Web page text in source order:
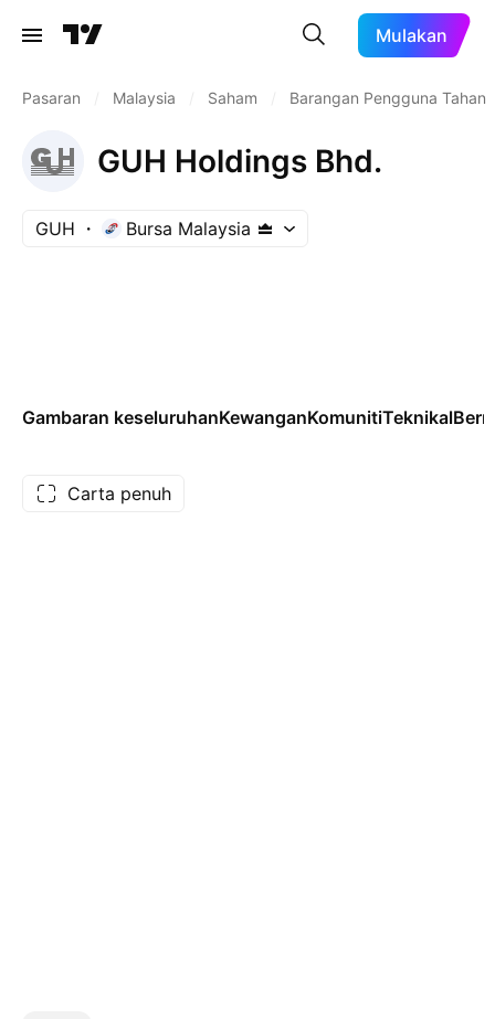
Mulakan
Pasaran Malaysia Saham Barangan Pengguna Tahan
GUH Holdings Bhd.
GUH Bursa Malaysia
Gambaran keseluruhanKewanganKomunitiTeknikal
Carta penuh